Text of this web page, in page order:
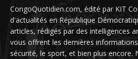
CongoQuotidien.com, édité par KIT
d'actualités en République
articles, rédigés par des intelligences
vous offrent les dernières
sécurité, le sport, et bien plus encore.